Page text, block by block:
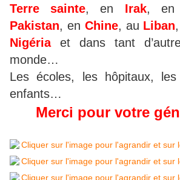
Terre sainte, en Irak, en
Pakistan, en Chine, au Liban
Nigériaet dans tant
monde…
Les écoles, les hôpitaux,
enfants…
Merci pour votre